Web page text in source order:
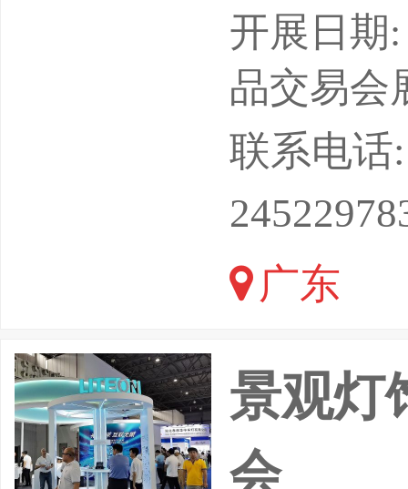
展，集
台球及配
点：广州
广东鸿
鸿威国
方米展出
开展日期
品交易会
联系电话
广东
景观灯
会